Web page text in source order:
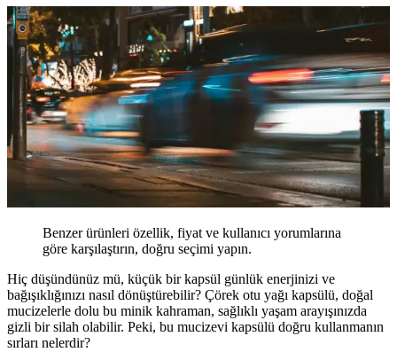
Benzer ürünleri özellik, fiyat ve kullanıcı yorumlarına
göre karşılaştırın, doğru seçimi yapın.
Hiç düşündünüz mü, küçük bir kapsül günlük enerjinizi ve
bağışıklığınızı nasıl dönüştürebilir? Çörek otu yağı kapsülü, doğal
mucizelerle dolu bu minik kahraman, sağlıklı yaşam arayışınızda
gizli bir silah olabilir. Peki, bu mucizevi kapsülü doğru kullanmanın
sırları nelerdir?